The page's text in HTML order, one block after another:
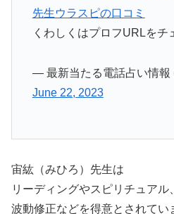
先生ウラスピの口コミ
くわしくはプロフURLをチ
— 最新当たる電話占い情報
June 22, 2023
宙紘（みひろ）先生は
リーディングやスピリチュアル、
波動修正などを得意とされてい